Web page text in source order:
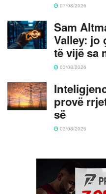
07/08/2026
Sam
Valley: jo
të vijë sa
03/08/2026
provë
së
03/08/2026